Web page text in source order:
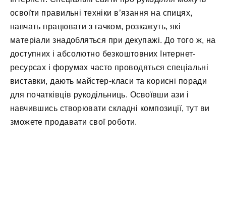
освоїти правильні техніки в’язання на спицях,
навчать працювати з гачком, розкажуть, які
матеріали знадобляться при декупажі. До того ж, на
доступних і абсолютно безкоштовних Інтернет-
ресурсах і форумах часто проводяться спеціальні
виставки, дають майстер-класи та корисні поради
для початківців рукодільниць. Освоївши ази і
навчившись створювати складні композиції, тут ви
зможете продавати свої роботи.